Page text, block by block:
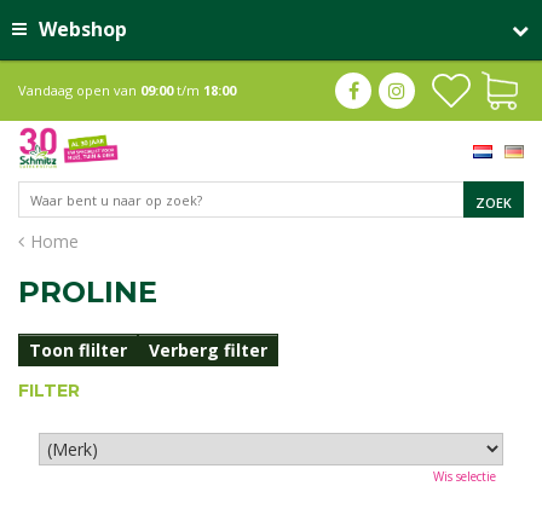
Webshop
Home
Vandaag open van 09:00t/m 18:00
PROLINE
Toon flilter Verberg filter
FILTER
Wis selectie